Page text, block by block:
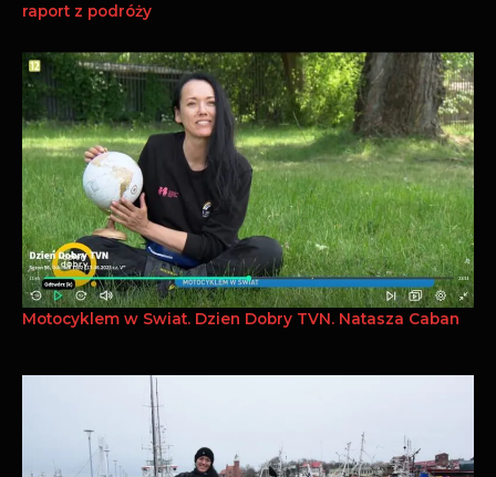
raport z podróży
Motocyklem w Swiat. Dzien Dobry TVN. Natasza Caban